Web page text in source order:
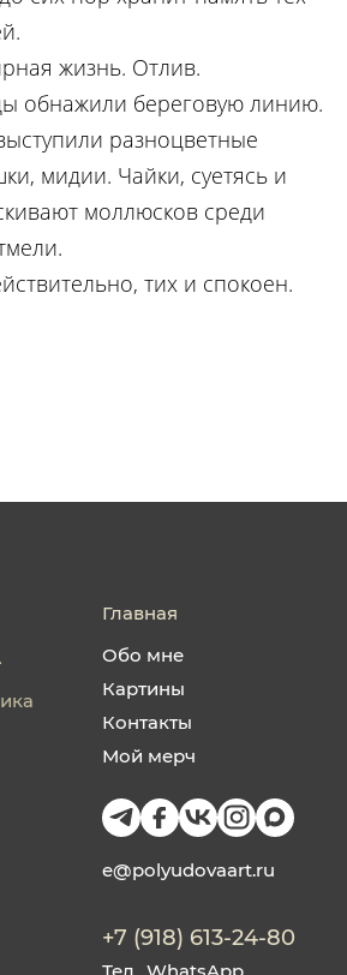
жизнь. Отлив.
обнажили береговую линию.
разноцветные
мидии. Чайки, суетясь и
моллюсков среди
тих и спокоен.
Главная
Обо мне
Картины
Контакты
Мой мерч
e@polyudovaart.ru
+7 (918) 613-24-80
Тел., WhatsApp,